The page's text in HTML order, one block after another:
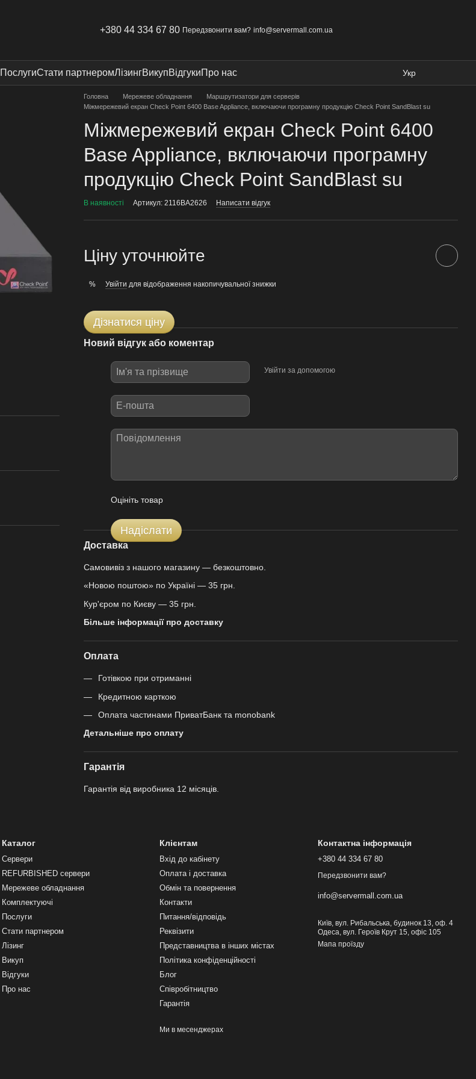
+380 44 334 67 80 Передзвонити вам? info@servermall.com.ua
ПослугиСтати партнеромЛізингВикупВідгукиПро нас Укр
Головна Мережеве обладнання
Маршрутизатори для серверів
Міжмережевий екран Check Point 6400 Base Appliance, включаючи програмну продукцію Check Point SandBlast su
Міжмережевий екран Check Point 6400
Base Appliance, включаючи програмну
продукцію Check Point SandBlast su
В наявності Артикул: 2116BA2626 Написати відгук
Ціну уточнюйте
% Увійти для відображення накопичувальної знижки
Дізнатися ціну
Новий відгук або коментар
Увійти за допомогою
Оцініть товар
Надіслати
Доставка
Самовивіз з нашого магазину — безкоштовно.
«Новою поштою» по Україні — 35 грн.
Кур'єром по Києву — 35 грн.
Більше інформації про доставку
Оплата
Готівкою при отриманні
Кредитною карткою
Оплата частинами ПриватБанк та monobank
Детальніше про оплату
Гарантія
Гарантія від виробника 12 місяців.
Каталог
Сервери
REFURBISHED сервери
Мережеве обладнання
Комплектуючі
Послуги
Стати партнером
Лізинг
Викуп
Відгуки
Про нас
Клієнтам
Вхід до кабінету
Оплата і доставка
Обмін та повернення
Контакти
Питання/відповідь
Реквізити
Представництва в інших містах
Політика конфіденційності
Блог
Співробітництво
Гарантія
Ми в месенджерах
Контактна інформація
+380 44 334 67 80
Передзвонити вам?
info@servermall.com.ua
Київ, вул. Рибальська, будинок 13, оф. 4
Одеса, вул. Героїв Крут 15, офіс 105
Мапа проїзду